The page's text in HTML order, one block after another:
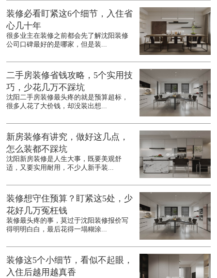
装修必看盯紧这6个细节，入住省
心几十年
很多业主在装修之前都会先了解沈阳装修
公司口碑最好的是哪家，但是装...
二手房装修省钱攻略，5个实用技
巧，少花几万不踩坑
沈阳二手房装修最头疼的就是预算超标，
很多人花了大价钱，却没装出想...
新房装修有讲究，做好这几点，
怎么装都不踩坑
沈阳新房装修是人生大事，既要美观舒
适，又要实用耐用，不少人新手装...
装修想守住预算？盯紧这5处，少
花好几万冤枉钱
装修最头疼的事，莫过于沈阳装修报价写
得明明白白，最后花得一塌糊涂...
装修这5个小细节，看似不起眼，
入住后越用越真香